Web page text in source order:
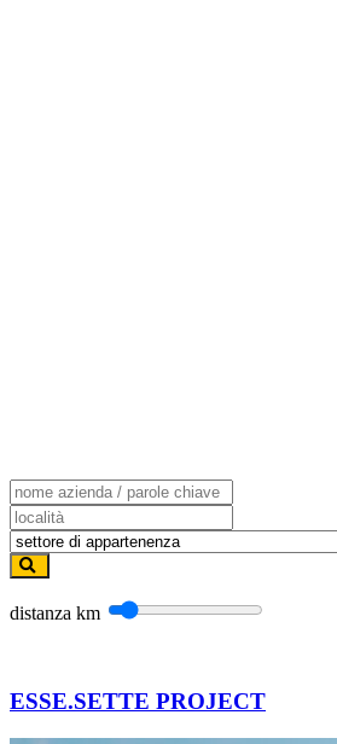
distanza km
ESSE.SETTE PROJECT